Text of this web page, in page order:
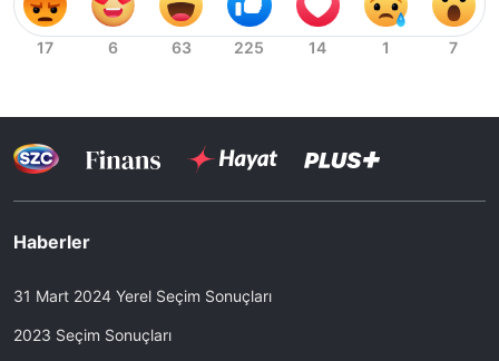
Haberler
31 Mart 2024 Yerel Seçim Sonuçları
2023 Seçim Sonuçları